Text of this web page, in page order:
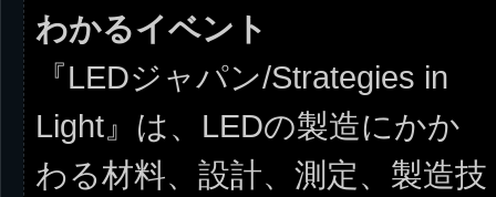
わかるイベント
『LEDジャパン/Strategies in
Light』は、LEDの製造にかか
わる材料、設計、測定、製造技